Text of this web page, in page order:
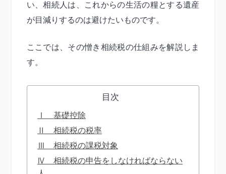
い、相続人は、これからの生活の糧とする遺産
が目減りするのは避けたいものです。
ここでは、その憎き相続税の仕組みを解説しま
す。
目次
Ⅰ 基礎控除
Ⅱ 相続税の税率
Ⅲ 相続税の課税対象
Ⅳ 相続税の申告をしなければならない